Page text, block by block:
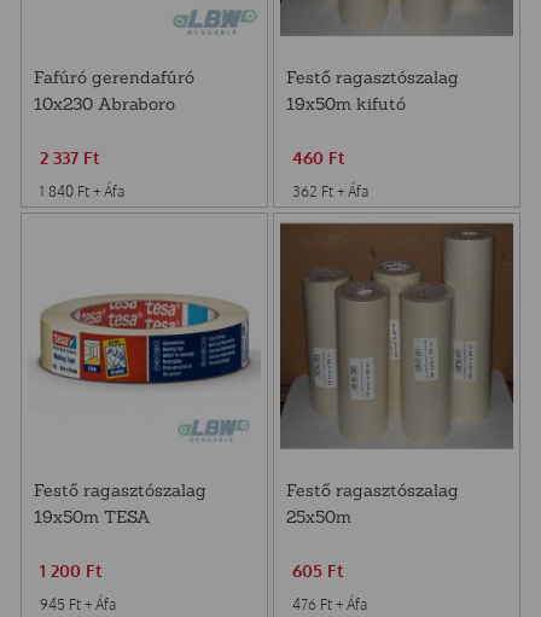
Fafúró gerendafúró
10x230 Abraboro
2 337 Ft
1 840 Ft + Áfa
Festő ragasztószalag
19x50m kifutó
460 Ft
362 Ft + Áfa
Festő ragasztószalag
19x50m TESA
1 200 Ft
945 Ft + Áfa
Festő ragasztószalag
25x50m
605 Ft
476 Ft + Áfa